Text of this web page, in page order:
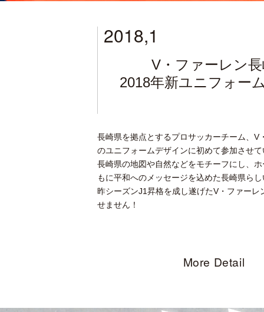
2018,1
V・ファーレン
2018年新ユニフォー
長崎県を拠点とするプロサッカーチーム、V
のユニフォームデザインに初めて参加させ
長崎県の地図や自然などをモチーフにし、
もに平和へのメッセージを込めた長崎県ら
昨シーズンJ1昇格を成し遂げたV・ファーレ
せません！
More Detail